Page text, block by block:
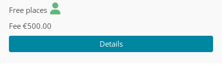
Free places
Fee €500.00
Details